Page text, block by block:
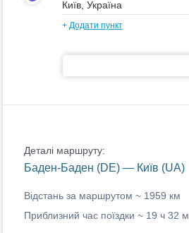
+ Додати пункт
Деталі маршруту:
Баден-Баден (DE) — Київ (UA)
Відстань за маршрутом ~ 1959 км
Приблизний час поїздки ~ 19 ч 32 м